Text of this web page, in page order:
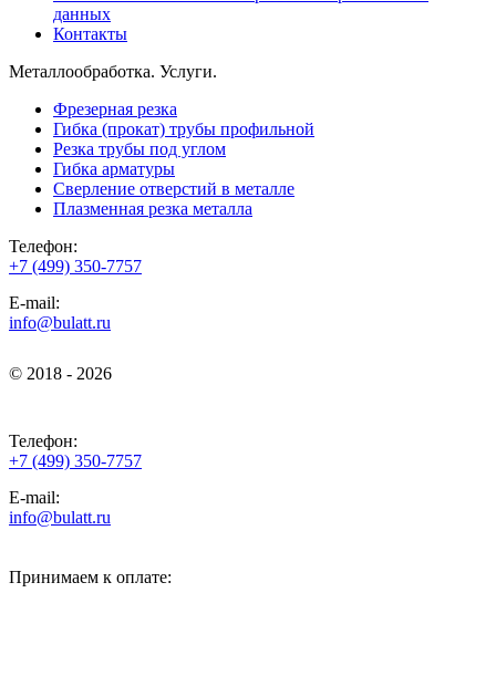
данных
Контакты
Металлообработка. Услуги.
Фрезерная резка
Гибка (прокат) трубы профильной
Резка трубы под углом
Гибка арматуры
Сверление отверстий в металле
Плазменная резка металла
Телефон:
+7 (499) 350-7757
E-mail:
info@bulatt.ru
© 2018 - 2026
Телефон:
+7 (499) 350-7757
E-mail:
info@bulatt.ru
Принимаем к оплате: